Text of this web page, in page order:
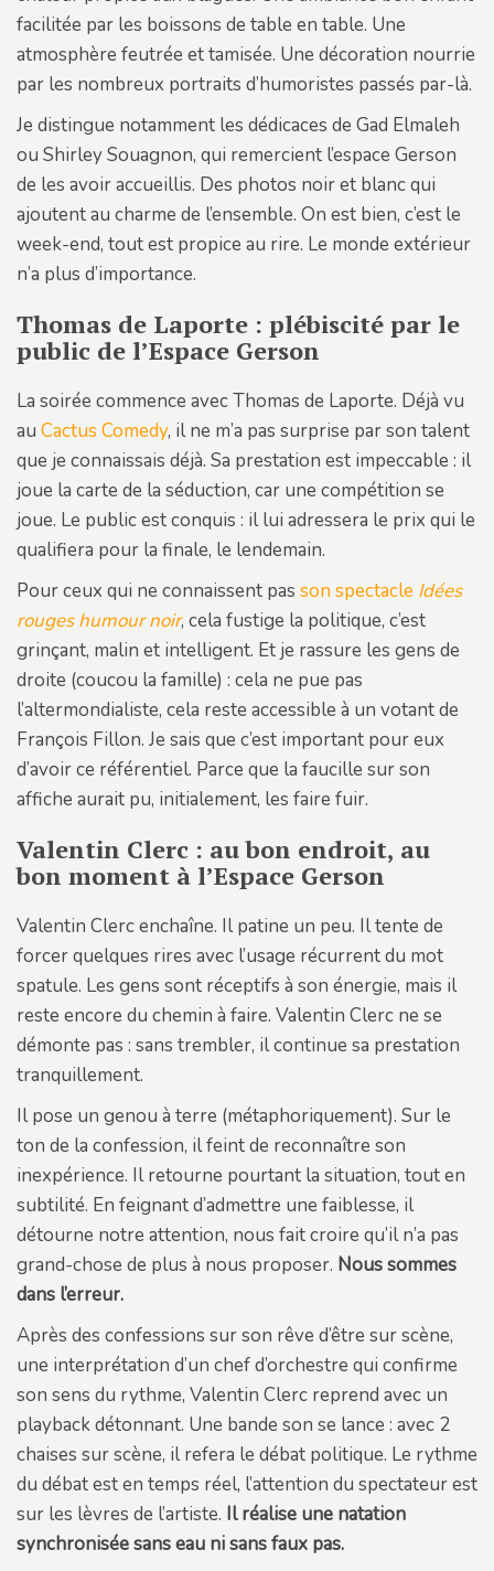
facilitée par les boissons de table en table. Une
atmosphère feutrée et tamisée. Une décoration nourrie
par les nombreux portraits d’humoristes passés par-là.
Je distingue notamment les dédicaces de Gad Elmaleh
ou Shirley Souagnon, qui remercient l’espace Gerson
de les avoir accueillis. Des photos noir et blanc qui
ajoutent au charme de l’ensemble. On est bien, c’est le
week-end, tout est propice au rire. Le monde extérieur
n’a plus d’importance.
Thomas de Laporte : plébiscité par le
public de l’Espace Gerson
La soirée commence avec Thomas de Laporte. Déjà vu
au Cactus Comedy, il ne m’a pas surprise par son talent
que je connaissais déjà. Sa prestation est impeccable : il
joue la carte de la séduction, car une compétition se
joue. Le public est conquis : il lui adressera le prix qui le
qualifiera pour la finale, le lendemain.
Pour ceux qui ne connaissent pas son spectacle Idées
rouges humour noir, cela fustige la politique, c’est
grinçant, malin et intelligent. Et je rassure les gens de
droite (coucou la famille) : cela ne pue pas
l’altermondialiste, cela reste accessible à un votant de
François Fillon. Je sais que c’est important pour eux
d’avoir ce référentiel. Parce que la faucille sur son
affiche aurait pu, initialement, les faire fuir.
Valentin Clerc : au bon endroit, au
bon moment à l’Espace Gerson
Valentin Clerc enchaîne. Il patine un peu. Il tente de
forcer quelques rires avec l’usage récurrent du mot
spatule. Les gens sont réceptifs à son énergie, mais il
reste encore du chemin à faire. Valentin Clerc ne se
démonte pas : sans trembler, il continue sa prestation
tranquillement.
Il pose un genou à terre (métaphoriquement). Sur le
ton de la confession, il feint de reconnaître son
inexpérience. Il retourne pourtant la situation, tout en
subtilité. En feignant d’admettre une faiblesse, il
détourne notre attention, nous fait croire qu’il n’a pas
grand-chose de plus à nous proposer. Nous sommes
dans l’erreur.
Après des confessions sur son rêve d’être sur scène,
une interprétation d’un chef d’orchestre qui confirme
son sens du rythme, Valentin Clerc reprend avec un
playback détonnant. Une bande son se lance : avec 2
chaises sur scène, il refera le débat politique. Le rythme
du débat est en temps réel, l’attention du spectateur est
sur les lèvres de l’artiste. Il réalise une natation
synchronisée sans eau ni sans faux pas.